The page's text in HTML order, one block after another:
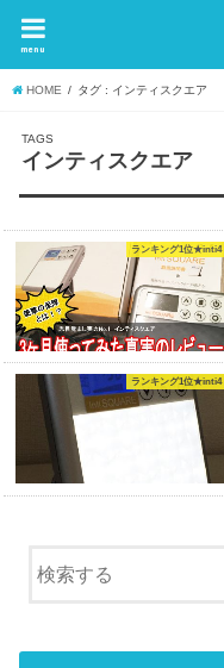
menu
HOME タグ : インティスクエア
インティスクエア
ランキング1位★inti4
ランキング1位★inti4